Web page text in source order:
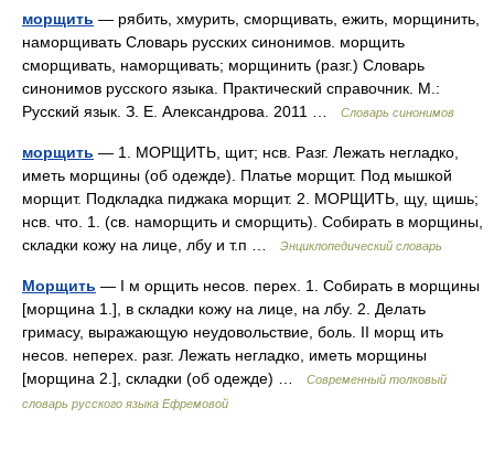
морщить — рябить, хмурить, сморщивать, ежить, морщинить,
наморщивать Словарь русских синонимов. морщить
сморщивать, наморщивать; морщинить (разг.) Словарь
синонимов русского языка. Практический справочник. М.:
Русский язык. З. Е. Александрова. 2011 …
Словарь синонимов
морщить — 1. МОРЩИТЬ, щит; нсв. Разг. Лежать негладко,
иметь морщины (об одежде). Платье морщит. Под мышкой
морщит. Подкладка пиджака морщит. 2. МОРЩИТЬ, щу, щишь;
нсв. что. 1. (св. наморщить и сморщить). Собирать в морщины,
складки кожу на лице, лбу и т.п …
Энциклопедический словарь
Морщить — I м орщить несов. перех. 1. Собирать в морщины
[морщина 1.], в складки кожу на лице, на лбу. 2. Делать
гримасу, выражающую неудовольствие, боль. II морщ ить
несов. неперех. разг. Лежать негладко, иметь морщины
[морщина 2.], складки (об одежде) …
Современный толковый
словарь русского языка Ефремовой